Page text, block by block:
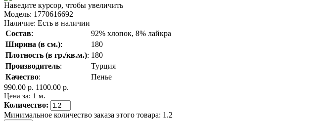
Наведите курсор, чтобы увеличить
Модель: 1770616692
Наличие: Есть в наличии
Состав:
92% хлопок, 8% лайкра
Ширина (в см.):
180
Плотность (в гр./кв.м.): 180
Производитель:
Турция
Качество:
Пенье
990.00 р. 1100.00 р.
Цена за: 1 м.
Количество:
Минимальное количество заказа этого товара: 1.2